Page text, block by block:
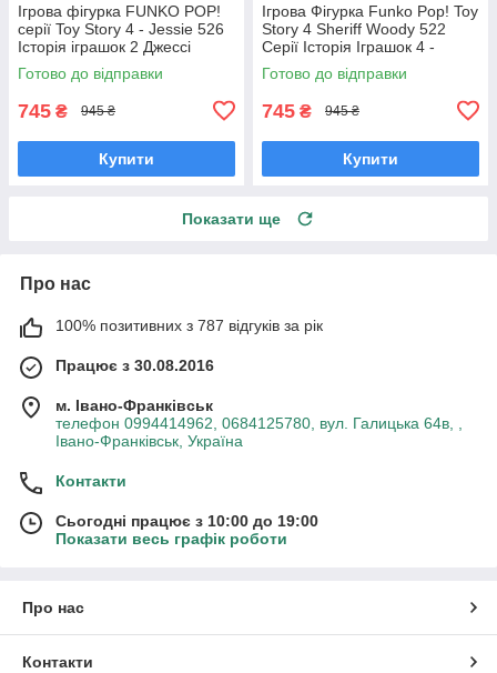
Ігрова фігурка FUNKO POP!
серії Toy Story 4 - Jessie 526
Історія іграшок 2 Джессі
Фанко поп 37393
Готово до відправки
745 ₴ 945 ₴
Купити
Ігрова Фігурка Funko Pop! Toy
Story 4 Sheriff Woody 522
Серії Історія Іграшок 4 -
Шериф Вуді Фанко Поп
37383
Готово до відправки
745 ₴ 945 ₴
Купити
Показати ще
Про нас
100% позитивних з 787 відгуків за рік
Працює з 30.08.2016
м. Івано-Франківськ
телефон 0994414962, 0684125780, вул. Галицька 64в, ,
Івано-Франківськ, Україна
Контакти
Сьогодні працює з 10:00 до 19:00
Показати весь графік роботи
Про нас
Контакти